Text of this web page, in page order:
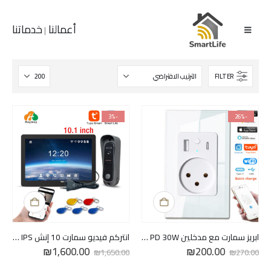
أعمالنا |خدماتنا
FILTER
-26%
ابريز سمارت مع مدخلين USB 4.8A Type C PD 30W
₪270.00 السعر
الأصلي₪200.00 السعر
الحالي
-3%
انتركم فيديو سمارت 10 إنش IPS | سلكي
₪1,650.00 السعر
الأصلي ₪1,600.00 السعر
الحالي